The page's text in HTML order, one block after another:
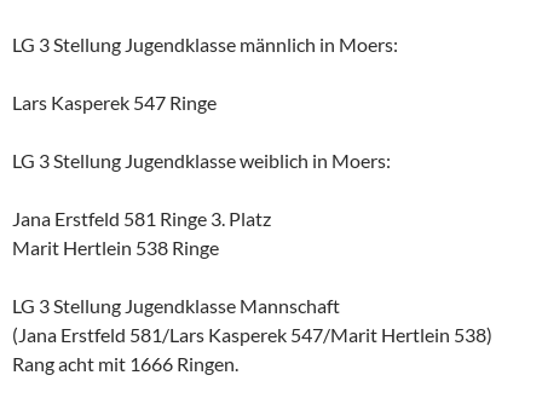
LG 3 Stellung Jugendklasse männlich in Moers:
Lars Kasperek 547 Ringe
LG 3 Stellung Jugendklasse weiblich in Moers:
Jana Erstfeld 581 Ringe 3. Platz
Marit Hertlein 538 Ringe
LG 3 Stellung Jugendklasse Mannschaft
(Jana Erstfeld 581/Lars Kasperek 547/Marit Hertlein 538)
Rang acht mit 1666 Ringen.